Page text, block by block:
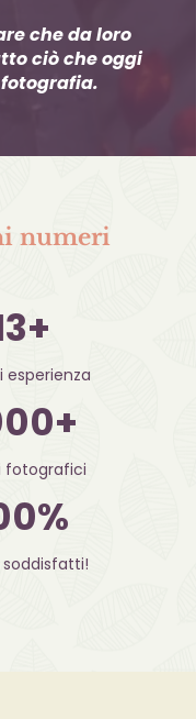
che da loro
ciò che oggi
numeri
esperienza
fotografici